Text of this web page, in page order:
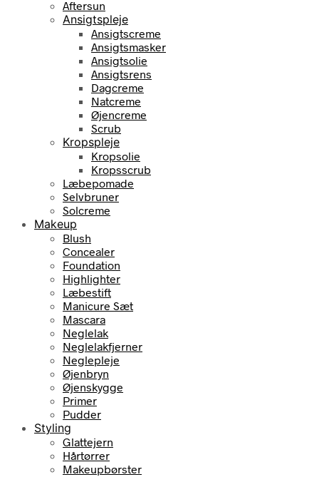
Aftersun
Ansigtspleje
Ansigtscreme
Ansigtsmasker
Ansigtsolie
Ansigtsrens
Dagcreme
Natcreme
Øjencreme
Scrub
Kropspleje
Kropsolie
Kropsscrub
Læbepomade
Selvbruner
Solcreme
Makeup
Blush
Concealer
Foundation
Highlighter
Læbestift
Manicure Sæt
Mascara
Neglelak
Neglelakfjerner
Neglepleje
Øjenbryn
Øjenskygge
Primer
Pudder
Styling
Glattejern
Hårtørrer
Makeupbørster